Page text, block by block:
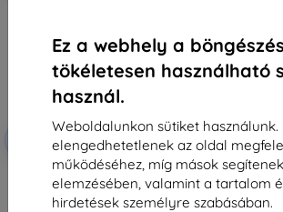
Ez a webhely a böngészés
tökéletesen használható
használ.
Weboldalunkon sütiket használunk.
elengedhetetlenek az oldal
működéséhez, míg mások
elemzésében, valamint a tartalom
hirdetések személyre szabásában.
Kedvezmény
kuponnal
EXTRA10
3mk TechWrap Matt Központi
Kijelző Védőfólia Renault Clio
Techno TCe115 2025-